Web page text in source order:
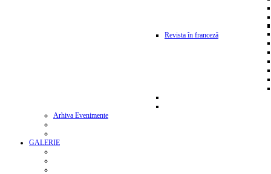
Revista în franceză
Arhiva Evenimente
GALERIE